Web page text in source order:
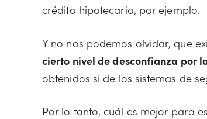
crédito hipotecario, por ejemplo.
Y no nos podemos olvidar, que
cierto nivel de desconfianza por
obtenidos si de los sistemas de
Por lo tanto, cuál es mejor para